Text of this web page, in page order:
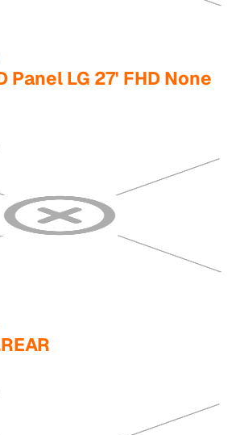
Panel LG 27' FHD None